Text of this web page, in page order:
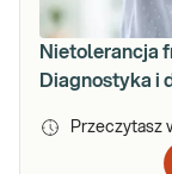
Nietolerancja
Diagnostyka i
Przeczytasz